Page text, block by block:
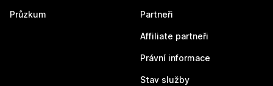
Průzkum Partneři
Affiliate partneři
Právní informace
Stav služby